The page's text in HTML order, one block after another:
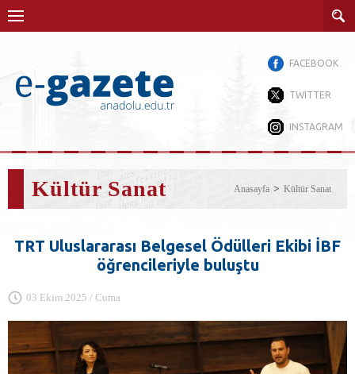
FACEBOOK
TWITTER
INSTAGRAM
Kültür Sanat Anasayfa Kültür Sanat
TRT Uluslararası Belgesel Ödülleri Ekibi İBF
öğrencileriyle buluştu
03 Ekim 2025 / Cuma